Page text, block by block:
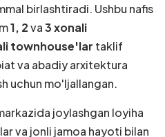
birlashtiradi. Ushbu nafis
1, 2va3 xonali
townhouse'lar taklif
va abadiy arxitektura
uchun mo'ljallangan.
joylashgan loyiha
va jonli jamoa hayoti bilan